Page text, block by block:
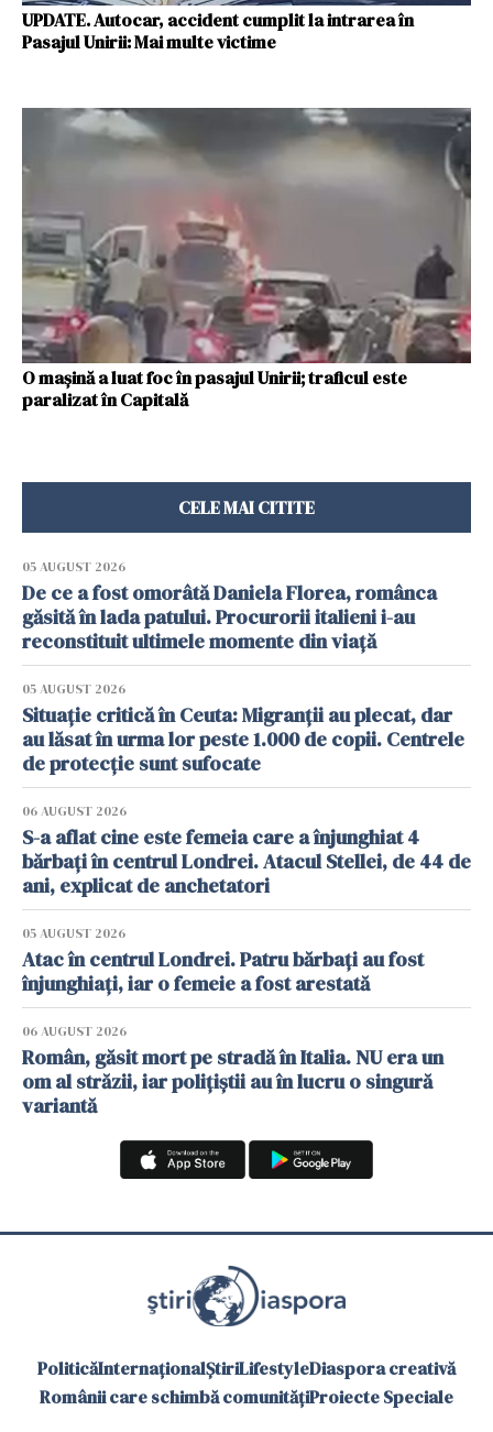
UPDATE. Autocar, accident cumplit la intrarea în
Pasajul Unirii: Mai multe victime
O maşină a luat foc în pasajul Unirii; traficul este
paralizat în Capitală
CELE MAI CITITE
05 AUGUST 2026
De ce a fost omorâtă Daniela Florea, românca
găsită în lada patului. Procurorii italieni i-au
reconstituit ultimele momente din viață
05 AUGUST 2026
Situație critică în Ceuta: Migranții au plecat, dar
au lăsat în urma lor peste 1.000 de copii. Centrele
de protecție sunt sufocate
06 AUGUST 2026
S-a aflat cine este femeia care a înjunghiat 4
bărbați în centrul Londrei. Atacul Stellei, de 44 de
ani, explicat de anchetatori
05 AUGUST 2026
Atac în centrul Londrei. Patru bărbați au fost
înjunghiați, iar o femeie a fost arestată
06 AUGUST 2026
Român, găsit mort pe stradă în Italia. NU era un
om al străzii, iar polițiștii au în lucru o singură
variantă
PoliticăInternaționalȘtiriLifestyleDiaspora creativă
Românii care schimbă comunitățiProiecte Speciale